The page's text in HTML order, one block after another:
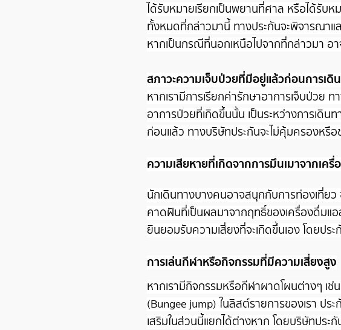
ได้รับหมายเรียกเป็นพยานที่ศาล หรือได้รับ
ทั้งหมดที่กล่าวมานี้ ทางประกันจะพิจารณาแ
หากเป็นกรณีที่นอกเหนือไปจากที่กล่าวมา อ
สภาวะความเจ็บป่วยที่มีอยู่แล้วก่อนการเดิ
หากเรามีการเรียกค่ารักษาอาการเจ็บป่วย
อาการป่วยที่เกิดขึ้นนั้น เป็นระหว่างการเดิน
ก่อนแล้ว ทางบริษัทประกันจะไม่คุ้มครองหรือ
ความเสียหายที่เกิดจากการมึนเมาจากเค
นักเดินทางบางคนอาจสนุกกับการท่องเที่ย
คาดฝันที่เป็นผลมาจากฤทธิ์ของเครื่องดื่มแ
ยินยอมรับความเสี่ยงที่จะเกิดขึ้นเอง โดยปร
การเล่นกีฬาหรือกิจกรรมที่มีความเสี่ยงสูง
หากเรามีกิจกรรมหรือกีฬาผาดโผนต่างๆ เช่น
(Bungee jump) ในลิสต์รายการของเรา ปร
เสริมในส่วนนี้แยกได้ต่างหาก โดยบริษัทปร